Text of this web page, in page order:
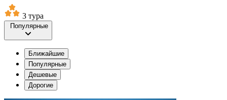
3 тура
Популярные
Ближайшие
Популярные
Дешевые
Дорогие